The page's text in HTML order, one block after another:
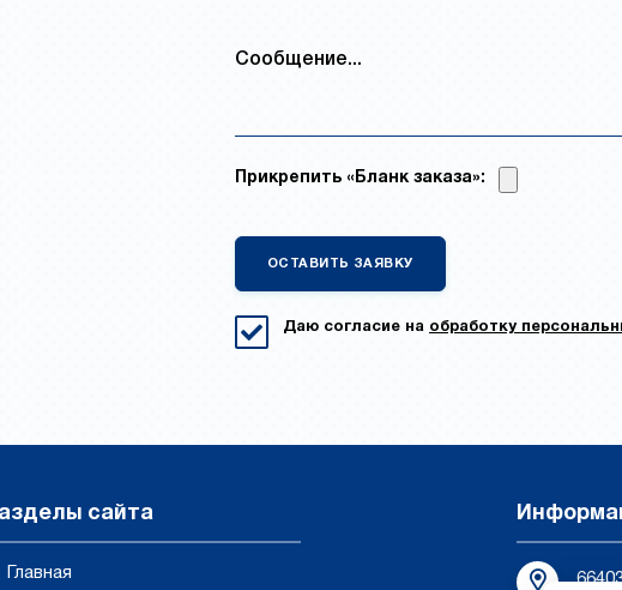
Прикрепить «Бланк заказа»:
Даю согласие на обработку
сайта
Главная